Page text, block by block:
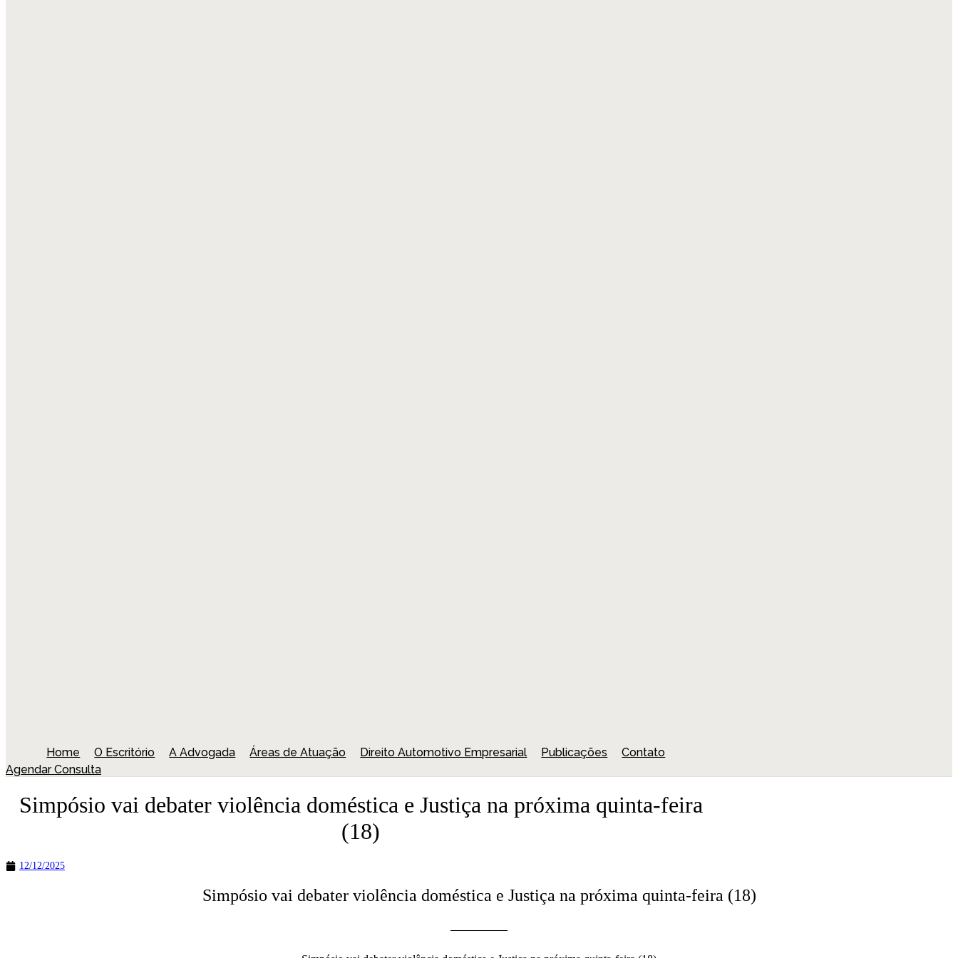
Home O Escritório A Advogada Áreas de Atuação Direito Automotivo Empresarial Publicações
Contato
Agendar Consulta
Simpósio vai debater violência doméstica e Justiça na próxima quinta-feira
(18)
12/12/2025
Simpósio vai debater violência doméstica e Justiça na próxima quinta-feira (18)